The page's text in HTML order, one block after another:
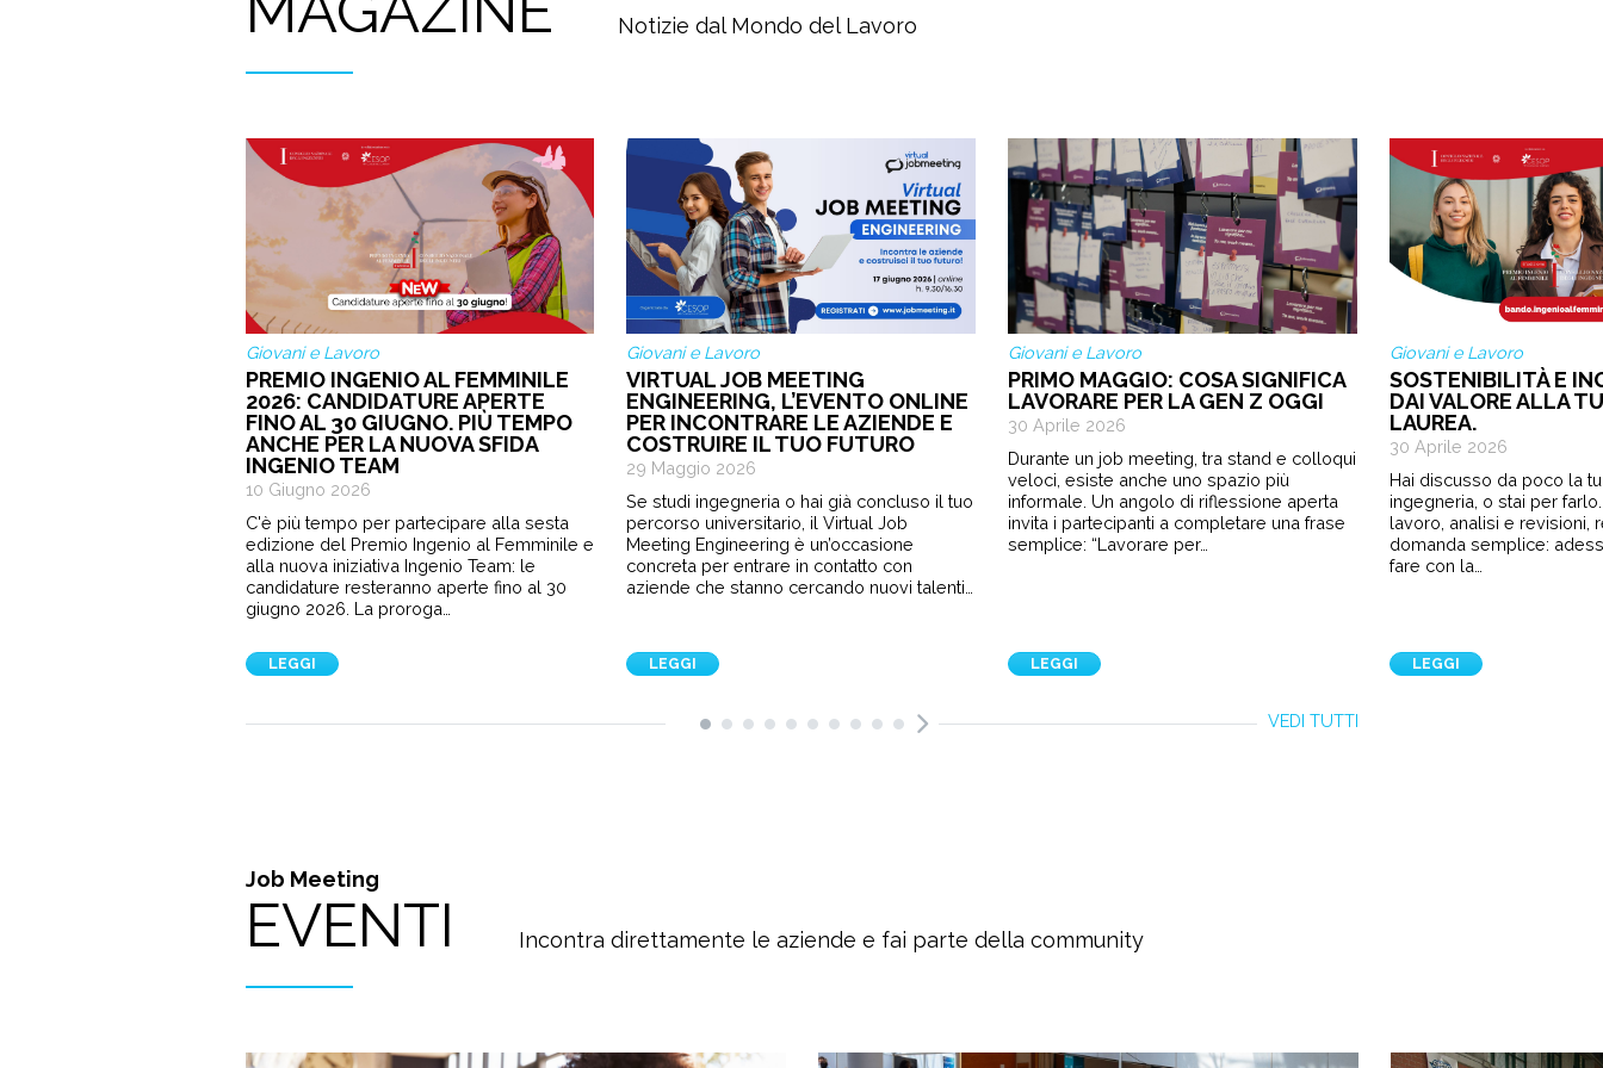
Notizie dal Mondo del Lavoro
Giovani e Lavoro
PREMIO INGENIO AL FEMMINILE
2026: CANDIDATURE APERTE
FINO AL 30 GIUGNO. PIÙ TEMPO
ANCHE PER LA NUOVA SFIDA
INGENIO TEAM
10 Giugno 2026
C'è più tempo per partecipare alla sesta
edizione del Premio Ingenio al Femminile e
alla nuova iniziativa Ingenio Team: le
candidature resteranno aperte fino al 30
giugno 2026. La proroga…
LEGGI
Giovani e Lavoro
VIRTUAL JOB MEETING
ENGINEERING, L’EVENTO ONLINE
PER INCONTRARE LE AZIENDE E
COSTRUIRE IL TUO FUTURO
29 Maggio 2026
Se studi ingegneria o hai già concluso il tuo
percorso universitario, il Virtual Job
Meeting Engineering è un’occasione
concreta per entrare in contatto con
aziende che stanno cercando nuovi talenti…
LEGGI
Giovani e Lavoro
PRIMO MAGGIO: COSA SIGNIFICA
LAVORARE PER LA GEN Z OGGI
30 Aprile 2026
Durante un job meeting, tra stand e colloqui
veloci, esiste anche uno spazio più
informale. Un angolo di riflessione aperta
invita i partecipanti a completare una frase
semplice: “Lavorare per…
LEGGI
Giovani e Lavoro
SOSTENIBILITÀ E
DAI VALORE ALLA
LAUREA.
30 Aprile 2026
Hai discusso da poco la
ingegneria, o stai per
lavoro, analisi e revisioni,
domanda semplice:
fare con la…
LEGGI
VEDI TUTTI
Job Meeting
EVENTI Incontra direttamente le aziende e fai parte della community